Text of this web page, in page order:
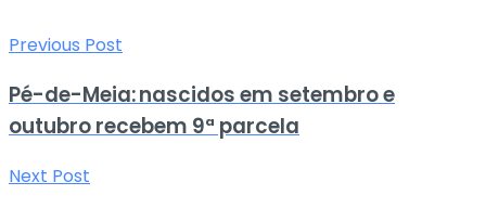
Previous Post
Pé-de-Meia: nascidos em setembro e
outubro recebem 9ª parcela
Next Post